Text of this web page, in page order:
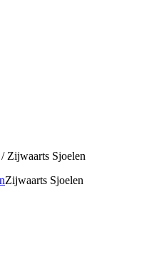
Zijwaarts Sjoelen
Zijwaarts Sjoelen